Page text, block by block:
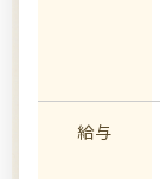
給与